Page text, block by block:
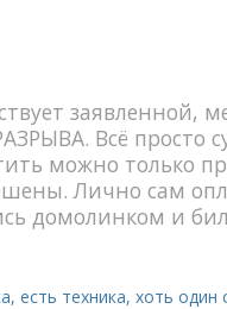
заявленной,
Всё просто
можно только
Лично сам
домолинком и
техника, хоть один